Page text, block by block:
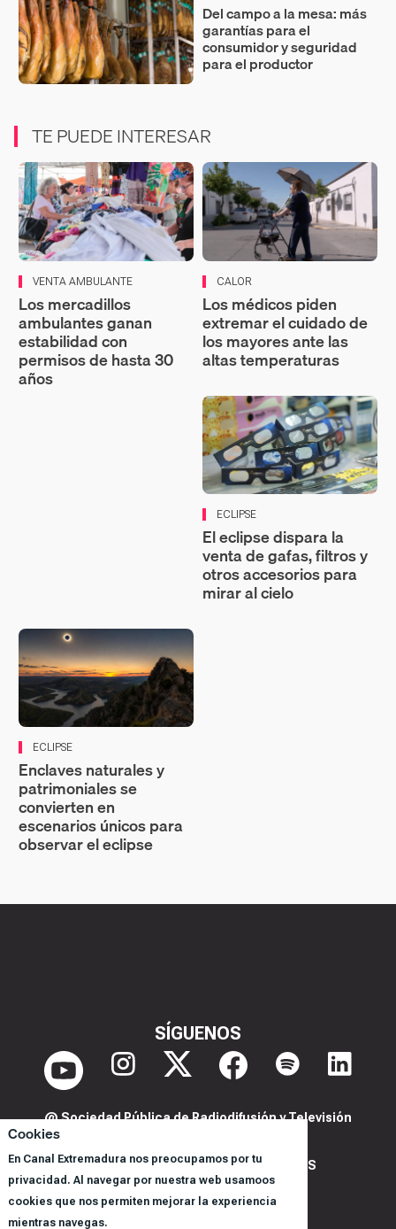
Cookies
En Canal Extremadura nos preocupamos por tu
privacidad. Al navegar por nuestra web usamoos
cookies que nos permiten mejorar la experiencia
mientras navegas.
Del campo a la mesa: más
garantías para el
consumidor y seguridad
para el productor
TE PUEDE INTERESAR
VENTA AMBULANTE
Los mercadillos
ambulantes ganan
estabilidad con
permisos de hasta 30
años
CALOR
Los médicos piden
extremar el cuidado de
los mayores ante las
altas temperaturas
ECLIPSE
El eclipse dispara la
venta de gafas, filtros y
otros accesorios para
mirar al cielo
ECLIPSE
Enclaves naturales y
patrimoniales se
convierten en
escenarios únicos para
observar el eclipse
SÍGUENOS
@ Sociedad Pública de Radiodifusión y Televisión
POLITICA DE PRIVACIDAD Y COOKIES